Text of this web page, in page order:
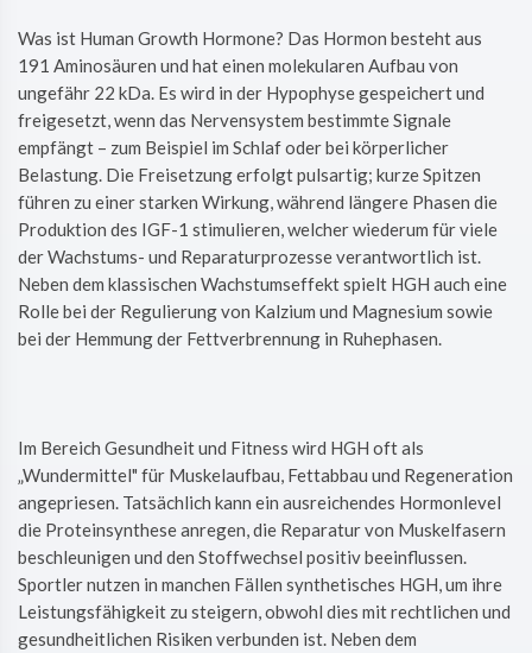
Was ist Human Growth Hormone? Das Hormon besteht aus
191 Aminosäuren und hat einen molekularen Aufbau von
ungefähr 22 kDa. Es wird in der Hypophyse gespeichert und
freigesetzt, wenn das Nervensystem bestimmte Signale
empfängt – zum Beispiel im Schlaf oder bei körperlicher
Belastung. Die Freisetzung erfolgt pulsartig; kurze Spitzen
führen zu einer starken Wirkung, während längere Phasen die
Produktion des IGF-1 stimulieren, welcher wiederum für viele
der Wachstums- und Reparaturprozesse verantwortlich ist.
Neben dem klassischen Wachstumseffekt spielt HGH auch eine
Rolle bei der Regulierung von Kalzium und Magnesium sowie
bei der Hemmung der Fettverbrennung in Ruhephasen.
Im Bereich Gesundheit und Fitness wird HGH oft als
„Wundermittel" für Muskelaufbau, Fettabbau und Regeneration
angepriesen. Tatsächlich kann ein ausreichendes Hormonlevel
die Proteinsynthese anregen, die Reparatur von Muskelfasern
beschleunigen und den Stoffwechsel positiv beeinflussen.
Sportler nutzen in manchen Fällen synthetisches HGH, um ihre
Leistungsfähigkeit zu steigern, obwohl dies mit rechtlichen und
gesundheitlichen Risiken verbunden ist. Neben dem